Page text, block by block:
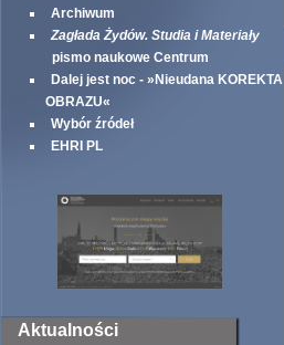
Archiwum
Zagłada Żydów. Studia i Materiały
pismo naukowe Centrum
Dalej jest noc - »Nieudana KOREKTA
OBRAZU«
Wybór źródeł
EHRI PL
Aktualności